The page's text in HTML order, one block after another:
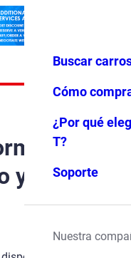
Favoritos Menú
Buscar
Cómo
¿Por qué
T?
Soporte
Nuestra
que
ya ha